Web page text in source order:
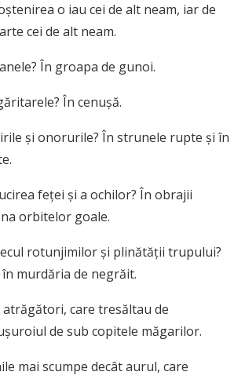
o iau cei de alt neam, iar de
cei de alt neam.
În groapa de gunoi.
În cenuşă.
şi onorurile? În strunele rupte şi în
feţei şi a ochilor? În obrajii
orbitelor goale.
rotunjimilor şi plinătăţii trupului?
murdăria de negrăit.
atrăgători, care tresăltau de
de sub copitele măgarilor.
mai scumpe decât aurul, care